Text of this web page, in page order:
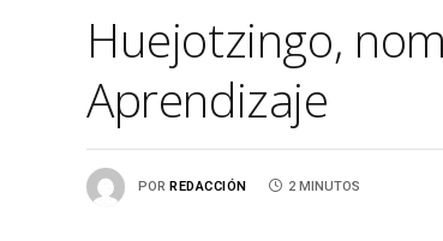
Huejotzingo,
Aprendizaje
POR REDACCIÓN 2 MINUTOS